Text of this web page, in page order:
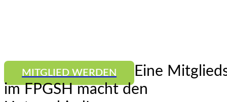
MITGLIED WERDEN
Eine
im FPGSH macht den